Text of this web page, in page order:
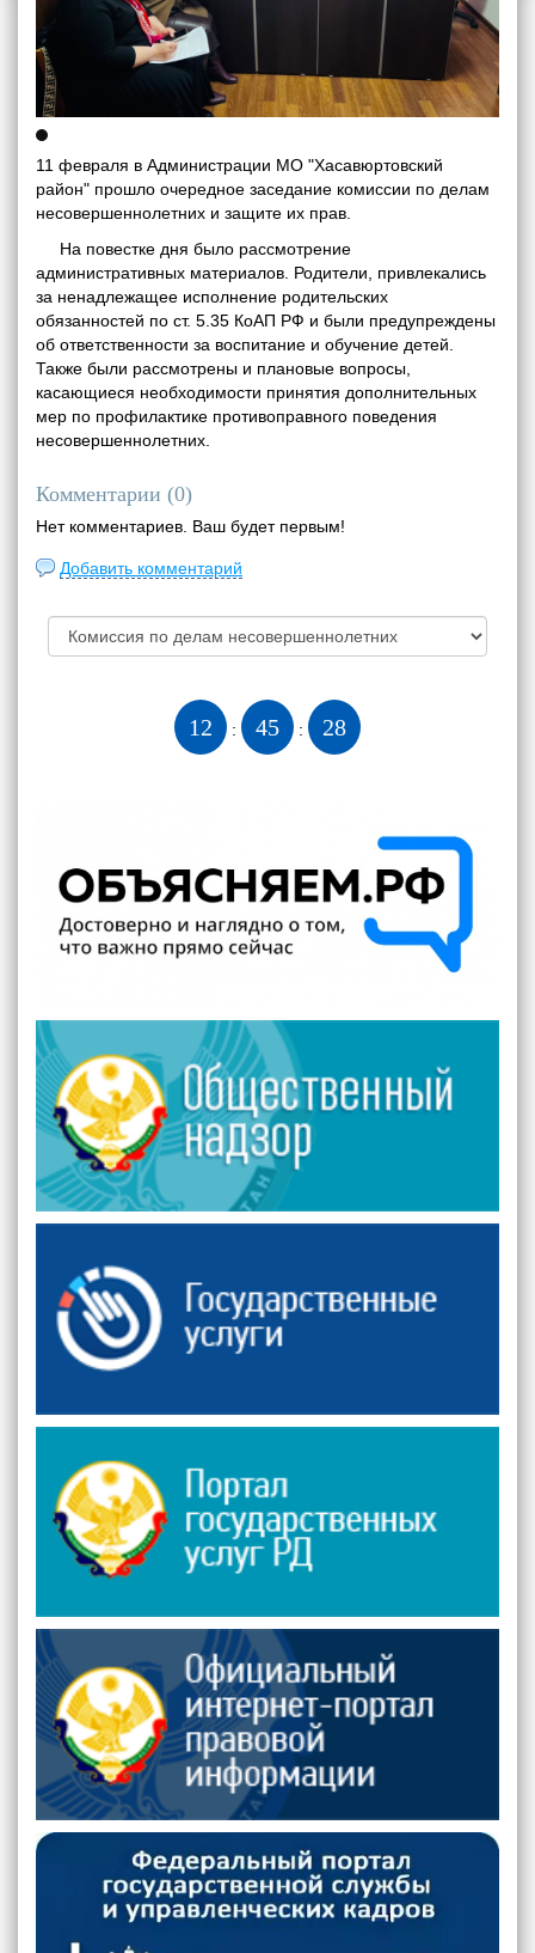
11 февраля в Администрации МО "Хасавюртовский
район" прошло очередное заседание комиссии по делам
несовершеннолетних и защите их прав.
На повестке дня было рассмотрение
административных материалов. Родители, привлекались
за ненадлежащее исполнение родительских
обязанностей по ст. 5.35 КоАП РФ и были предупреждены
об ответственности за воспитание и обучение детей.
Также были рассмотрены и плановые вопросы,
касающиеся необходимости принятия дополнительных
мер по профилактике противоправного поведения
несовершеннолетних.
Комментарии (0)
Нет комментариев. Ваш будет первым!
Добавить комментарий
12 : 45 : 29